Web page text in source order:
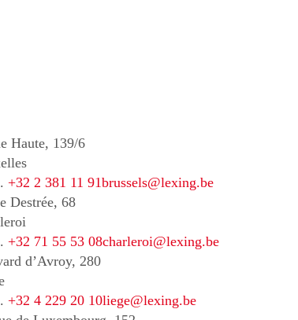
Haute, 139/6
+32 2 381 11 91brussels@lexing.be
Destrée, 68
+32 71 55 53 08charleroi@lexing.be
d’Avroy, 280
+32 4 229 20 10liege@lexing.be